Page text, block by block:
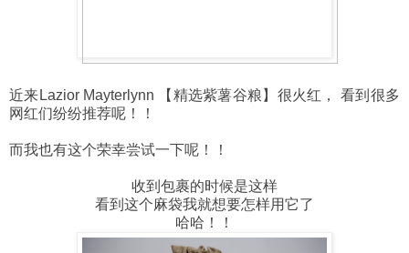
近来Lazior Mayterlynn 【精选紫薯谷粮】很火红， 看到很多
网红们纷纷推荐呢！！
而我也有这个荣幸尝试一下呢！！
收到包裹的时候是这样
看到这个麻袋我就想要怎样用它了
哈哈！！